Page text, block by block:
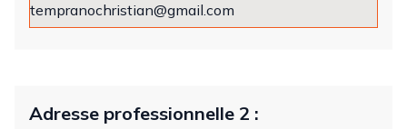
Adresse professionnelle 2 :